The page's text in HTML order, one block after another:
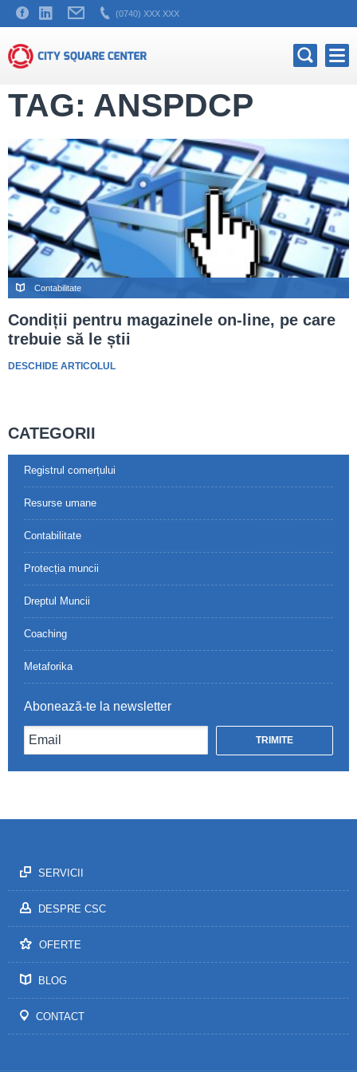
(0740) XXX XXX
TAG: ANSPDCP
Contabilitate
Condiții pentru magazinele on-line, pe care
trebuie să le știi
DESCHIDE ARTICOLUL
CATEGORII
Registrul comerțului
Resurse umane
Contabilitate
Protecția muncii
Dreptul Muncii
Coaching
Metaforika
Abonează-te la newsletter
SERVICII
DESPRE CSC
OFERTE
BLOG
CONTACT